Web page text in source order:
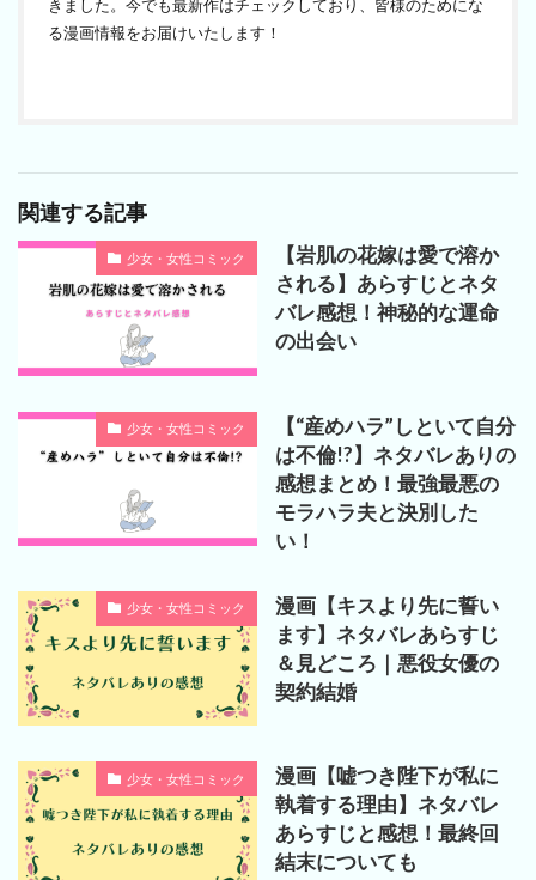
きました。今でも最新作はチェックしており、皆様のためにな
る漫画情報をお届けいたします！
関連する記事
少女・女性コミック
【岩肌の花嫁は愛で溶か
される】あらすじとネタ
バレ感想！神秘的な運命
の出会い
少女・女性コミック
【“産めハラ”しといて自分
は不倫!?】ネタバレありの
感想まとめ！最強最悪の
モラハラ夫と決別した
い！
少女・女性コミック
漫画【キスより先に誓い
ます】ネタバレあらすじ
＆見どころ｜悪役女優の
契約結婚
少女・女性コミック
漫画【嘘つき陛下が私に
執着する理由】ネタバレ
あらすじと感想！最終回
結末についても